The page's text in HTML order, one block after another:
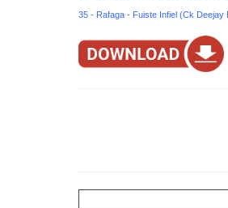
35 - Rafaga - Fuiste Infiel (Ck Deejay